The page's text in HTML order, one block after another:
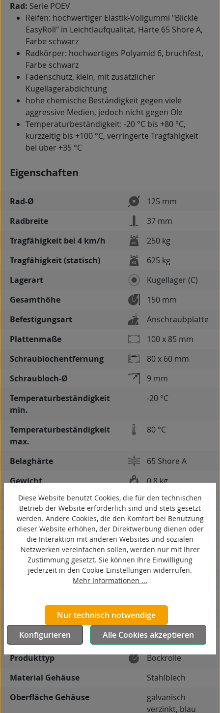
Rad: Serie POEV
Reifen: hochwertiger Elastik-Vollgummi "Blickle
EasyRoll" in Leichtlaufqualität, Härte 65 Shore A,
Farbe schwarz
Radkörper: hochwertiges Polyamid 6, bruchfest,
Farbe schwarz
Fadenschutz, klein, mit zusätzlicher
Kugellagerabdichtung
hohe chemische Beständigkeit gegen viele
aggressive Medien, jedoch nicht gegen Öle
Temperaturbeständigkeit: -20 °C bis +80 °C,
kurzzeitig bis +100 °C, verringerte Tragfähigkeit
bei über +35 °C
Eigenschaften
Rad-Ø
125 mm
Radbreite
37 mm
Tragfähigkeit bei 4 km/h
250 kg
Tragfähigkeit (statisch)
625 kg
Lagerart
Kugellager (C)
Gesamthöhe
150 mm
Befestigungsart
Anschraubplatte
Plattenmaße
100 x 85 mm
Schraublochentfernung
80 x 60 mm
Schraubloch-Ø
9 mm
Temperaturbeständigkeit
min.
-20 °C
Temperaturbeständigkeit
max.
80 °C
Belaghärte
65 Shore A
Gewicht
0,8 kg
spurlos
kontaktverfärbungsfrei
antistatisch
elektrisch leitfähig
hitzebeständig
autoklaventauglich
Produkttyp
Bockrolle
Material Gehäuse
Stahlblech
Oberfläche Gehäuse
galvanisch
verzinkt, blau
Diese Website benutzt Cookies, die für den technischen
Betrieb der Website erforderlich sind und stets gesetzt
werden. Andere Cookies, die den Komfort bei Benutzung
dieser Website erhöhen, der Direktwerbung dienen oder
die Interaktion mit anderen Websites und sozialen
Netzwerken vereinfachen sollen, werden nur mit Ihrer
Zustimmung gesetzt. Sie können Ihre Einwilligung
jederzeit in den Cookie-Einstellungen widerrufen.
Mehr Informationen ...
Nur technisch notwendige
Konfigurieren
Alle Cookies akzeptieren